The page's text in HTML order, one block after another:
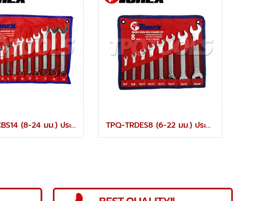
TPQ-TRCBS14 (8-24 มม.) ประแจแหวนข้างปากตายชุด 14 ตัว TOREX TPQ-TRDES8 (6-22 มม.) ประแจปากตายชุด 8 ตัว TOREX